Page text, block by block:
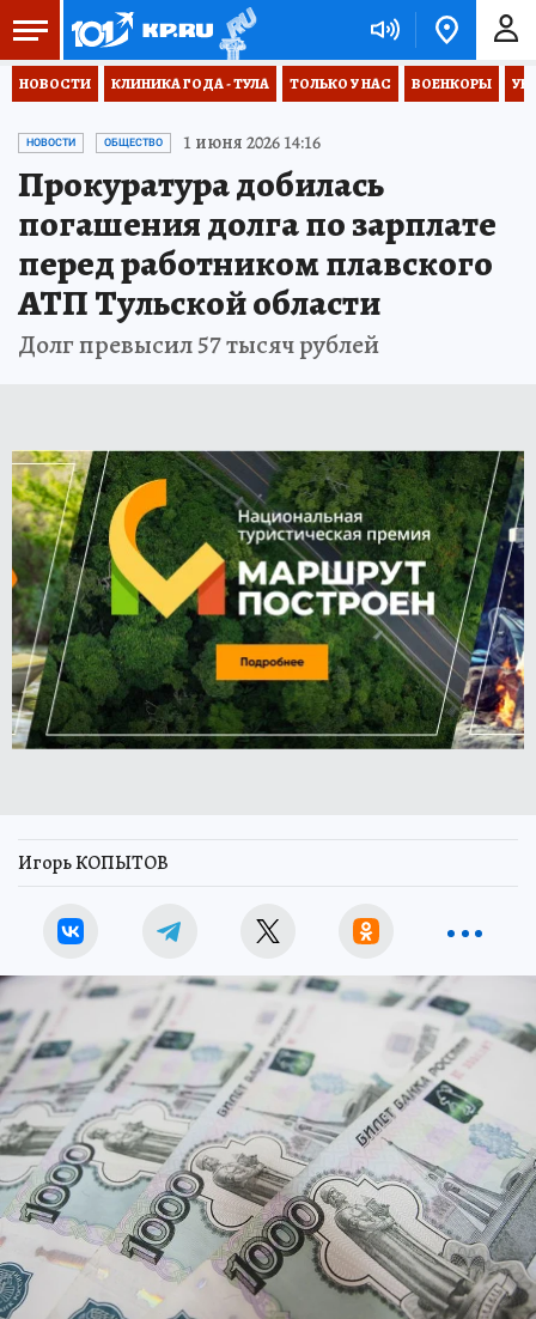
НОВОСТИ КЛИНИКА ГОДА - ТУЛА ТОЛЬКО У НАС ВОЕНКОРЫ
НОВОСТИ ОБЩЕСТВО 1 июня 2026 14:16
Прокуратура добилась
погашения долга по зарплате
перед работником плавского
АТП Тульской области
Долг превысил 57 тысяч рублей
Игорь КОПЫТОВ